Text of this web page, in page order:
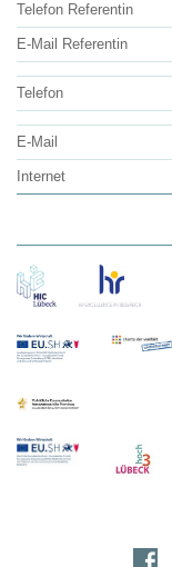
Telefon Referentin
E-Mail Referentin
Telefon
E-Mail
Internet